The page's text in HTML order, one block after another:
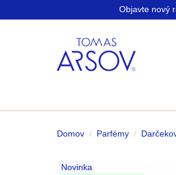
na
Objavte nový
Domov / Parfémy /
Novinka
Späťdo
Späťdo